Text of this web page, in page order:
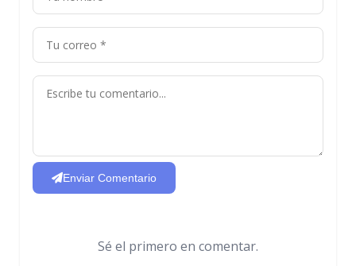
Enviar Comentario
Sé el primero en comentar.